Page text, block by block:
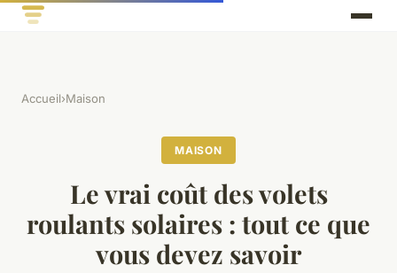
Accueil›Maison
MAISON
Le vrai coût des volets
roulants solaires : tout ce que
vous devez savoir